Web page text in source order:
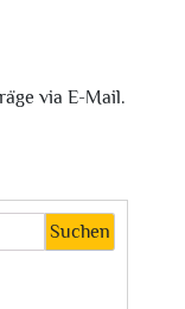
via E-Mail.
Suchen